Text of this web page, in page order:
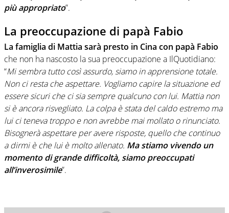
più appropriato”.
La preoccupazione di papà Fabio
La famiglia di Mattia sarà presto in Cina con papà Fabio
che non ha nascosto la sua preoccupazione a IlQuotidiano:
“Mi sembra tutto così assurdo, siamo in apprensione totale.
Non ci resta che aspettare. Vogliamo capire la situazione ed
essere sicuri che ci sia sempre qualcuno con lui. Mattia non
si è ancora risvegliato. La colpa è stata del caldo estremo ma
lui ci teneva troppo e non avrebbe mai mollato o rinunciato.
Bisognerà aspettare per avere risposte, quello che continuo
a dirmi è che lui è molto allenato. Ma stiamo vivendo un
momento di grande difficoltà, siamo preoccupati
all’inverosimile”.